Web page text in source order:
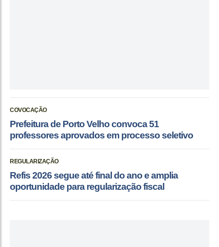
COVOCAÇÃO
Prefeitura de Porto Velho convoca 51
professores aprovados em processo seletivo
REGULARIZAÇÃO
Refis 2026 segue até final do ano e amplia
oportunidade para regularização fiscal